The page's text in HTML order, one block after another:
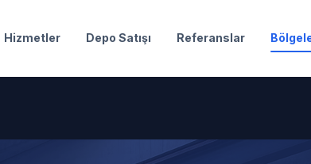
Hizmetler Depo Satışı Referanslar